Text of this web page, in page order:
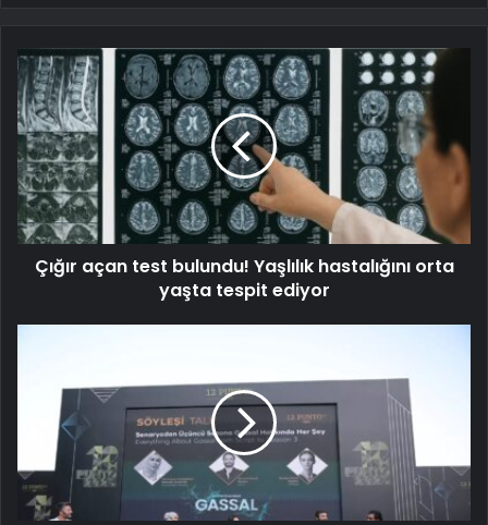
Çığır açan test bulundu! Yaşlılık hastalığını orta
yaşta tespit ediyor